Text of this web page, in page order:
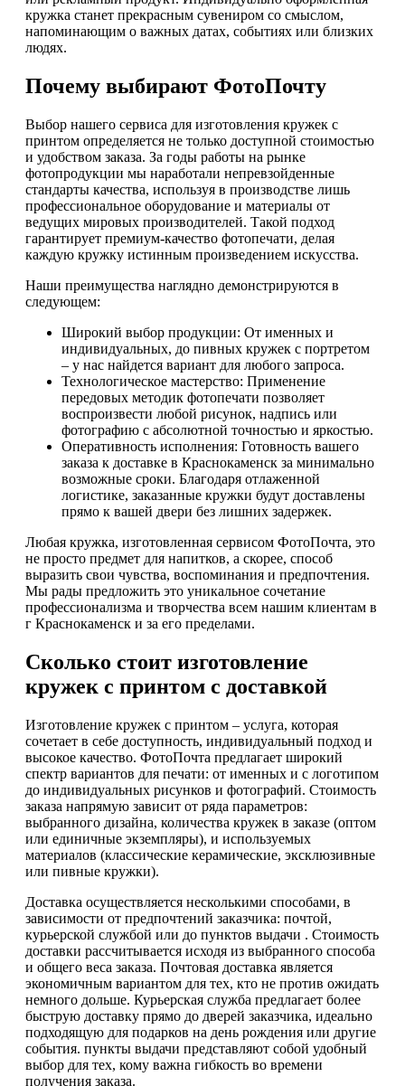
кружка станет прекрасным сувениром со смыслом,
напоминающим о важных датах, событиях или близких
людях.
Почему выбирают ФотоПочту
Выбор нашего сервиса для изготовления кружек с
принтом определяется не только доступной стоимостью
и удобством заказа. За годы работы на рынке
фотопродукции мы наработали непревзойденные
стандарты качества, используя в производстве лишь
профессиональное оборудование и материалы от
ведущих мировых производителей. Такой подход
гарантирует премиум-качество фотопечати, делая
каждую кружку истинным произведением искусства.
Наши преимущества наглядно демонстрируются в
следующем:
Широкий выбор продукции: От именных и
индивидуальных, до пивных кружек с портретом
– у нас найдется вариант для любого запроса.
Технологическое мастерство: Применение
передовых методик фотопечати позволяет
воспроизвести любой рисунок, надпись или
фотографию с абсолютной точностью и яркостью.
Оперативность исполнения: Готовность вашего
заказа к доставке в Краснокаменск за минимально
возможные сроки. Благодаря отлаженной
логистике, заказанные кружки будут доставлены
прямо к вашей двери без лишних задержек.
Любая кружка, изготовленная сервисом ФотоПочта, это
не просто предмет для напитков, а скорее, способ
выразить свои чувства, воспоминания и предпочтения.
Мы рады предложить это уникальное сочетание
профессионализма и творчества всем нашим клиентам в
г Краснокаменск и за его пределами.
Сколько стоит изготовление
кружек с принтом с доставкой
Изготовление кружек с принтом – услуга, которая
сочетает в себе доступность, индивидуальный подход и
высокое качество. ФотоПочта предлагает широкий
спектр вариантов для печати: от именных и с логотипом
до индивидуальных рисунков и фотографий. Стоимость
заказа напрямую зависит от ряда параметров:
выбранного дизайна, количества кружек в заказе (оптом
или единичные экземпляры), и используемых
материалов (классические керамические, эксклюзивные
или пивные кружки).
Доставка осуществляется несколькими способами, в
зависимости от предпочтений заказчика: почтой,
курьерской службой или до пунктов выдачи . Стоимость
доставки рассчитывается исходя из выбранного способа
и общего веса заказа. Почтовая доставка является
экономичным вариантом для тех, кто не против ожидать
немного дольше. Курьерская служба предлагает более
быструю доставку прямо до дверей заказчика, идеально
подходящую для подарков на день рождения или другие
события. пункты выдачи представляют собой удобный
выбор для тех, кому важна гибкость во времени
получения заказа.